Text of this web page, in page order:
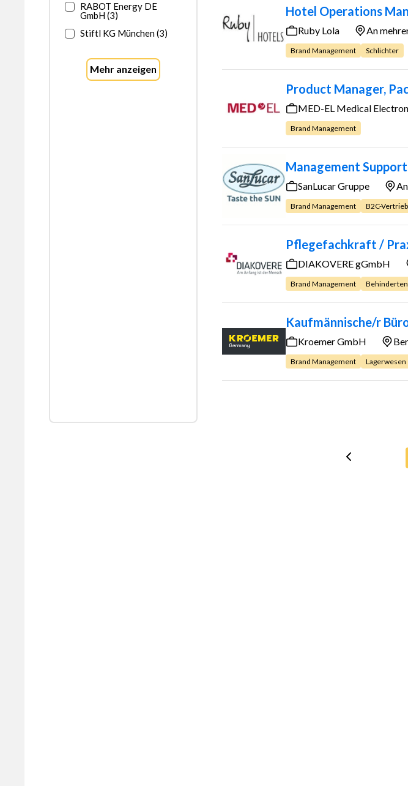
RABOT Energy DE
GmbH (3)
Stiftl KG München (3)
Mehr anzeigen
Hotel Operations
Ruby Lola An
Brand Management Schlichter
Product Manager,
MED-EL Medical
Brand Management
Management
SanLucar Gruppe
Brand Management B2C-Vertrieb
Pflegefachkraft /
DIAKOVERE gGmbH
Brand Management
Kaufmännische/r
Kroemer GmbH
Brand Management Lagerwesen